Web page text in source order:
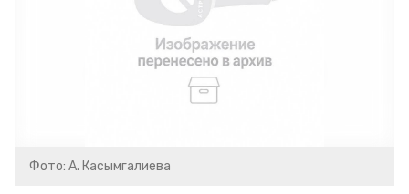
Фото: А. Касымгалиева